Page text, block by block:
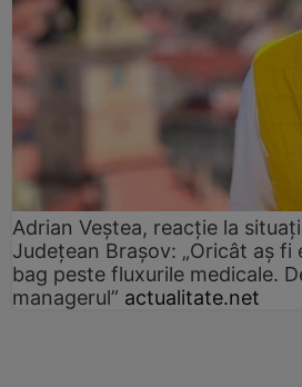
Adrian Veștea, reacție la
Județean Brașov: „Oricât aș fi
bag peste fluxurile medicale.
managerul” actualitate.net